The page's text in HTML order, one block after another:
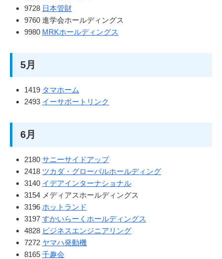
9728 日本管財
9760 進学会ホールディングス
9980 MRKホールディングス
5月
1419 タマホーム
2493 イーサポートリンク
6月
2180 サニーサイドアップ
2418 ツカダ・グローバルホールディング
3140 イデアインターナショナル
3154 メディアスホールディングス
3196 ホットランド
3197 すかいらーくホールディングス
4828 ビジネスエンジニアリング
7272 ヤマハ発動機
8165 千趣会